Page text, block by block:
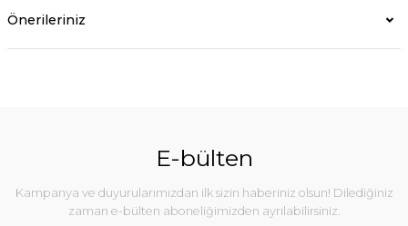
Önerileriniz
E-bülten
Kampanya ve duyurularımızdan ilk sizin haberiniz olsun! Dilediğiniz
zaman e-bülten aboneliğimizden ayrılabilirsiniz.